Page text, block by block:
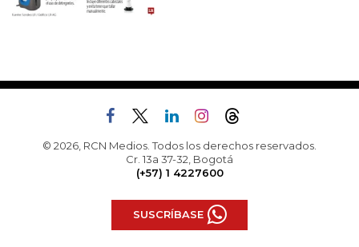
© 2026, RCN Medios. Todos los derechos reservados.
Cr. 13a 37-32, Bogotá
(+57) 1 4227600
SUSCRÍBASE